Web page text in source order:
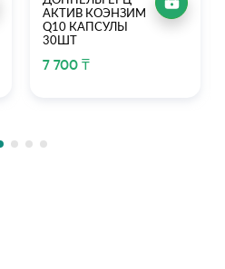
АКТИВ КОЭНЗИМ
Q10 КАПСУЛЫ
30ШТ
7 700 ₸